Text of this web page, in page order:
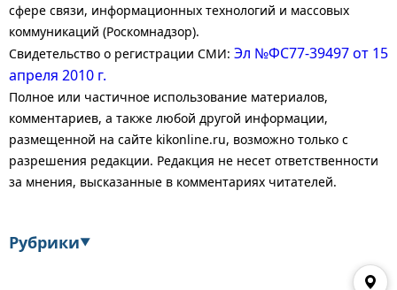
сфере связи, информационных технологий и массовых
коммуникаций (Роскомнадзор).
Свидетельство о регистрации СМИ: Эл №ФС77-39497 от 15
апреля 2010 г.
Полное или частичное использование материалов,
комментариев, а также любой другой информации,
размещенной на сайте kikonline.ru, возможно только с
разрешения редакции. Редакция не несет ответственности
за мнения, высказанные в комментариях читателей.
Рубрики▼